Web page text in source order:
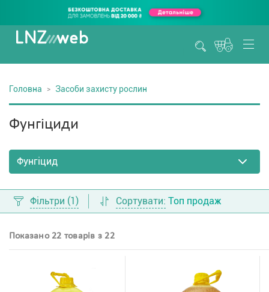
Головна Засоби захисту рослин
Фунгіциди
Фільтри (1) Сортувати: Топ продаж
Показано 22 товарів з 22